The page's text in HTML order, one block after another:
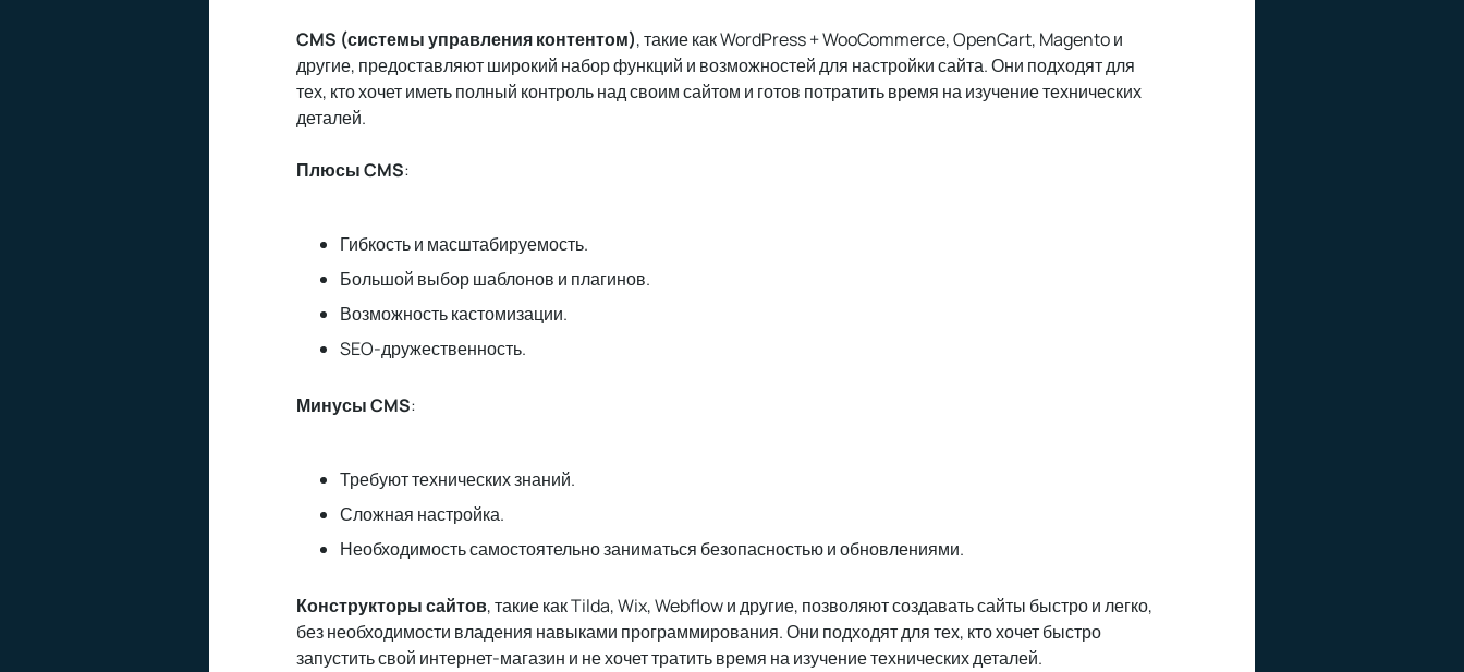
CMS (системы управления контентом), такие как WordPress + WooCommerce, OpenCart, Magento и
другие, предоставляют широкий набор функций и возможностей для настройки сайта. Они подходят для
тех, кто хочет иметь полный контроль над своим сайтом и готов потратить время на изучение технических
деталей.
Плюсы CMS:
Гибкость и масштабируемость.
Большой выбор шаблонов и плагинов.
Возможность кастомизации.
SEO-дружественность.
Минусы CMS:
Требуют технических знаний.
Сложная настройка.
Необходимость самостоятельно заниматься безопасностью и обновлениями.
Конструкторы сайтов, такие как Tilda, Wix, Webflow и другие, позволяют создавать сайты быстро и легко,
без необходимости владения навыками программирования. Они подходят для тех, кто хочет быстро
запустить свой интернет-магазин и не хочет тратить время на изучение технических деталей.